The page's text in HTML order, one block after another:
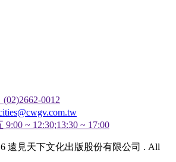
0012
~ 12:30;13:30 ~ 17:00
遠見天下文化出版股份有限公司 . All